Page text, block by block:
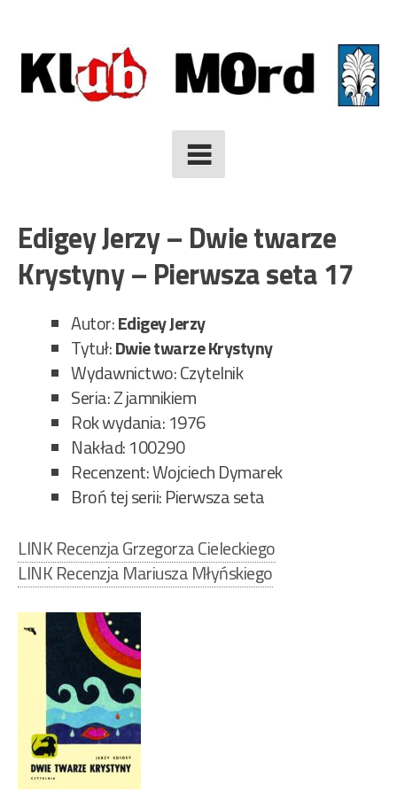
to
content
Edigey Jerzy – Dwie twarze
Krystyny – Pierwsza seta 17
Autor:Edigey Jerzy
Tytuł:Dwie twarze Krystyny
Wydawnictwo: Czytelnik
Seria: Z jamnikiem
Rok wydania: 1976
Nakład: 100290
Recenzent: Wojciech Dymarek
Broń tej serii: Pierwsza seta
LINK Recenzja Grzegorza Cieleckiego
LINK Recenzja Mariusza Młyńskiego